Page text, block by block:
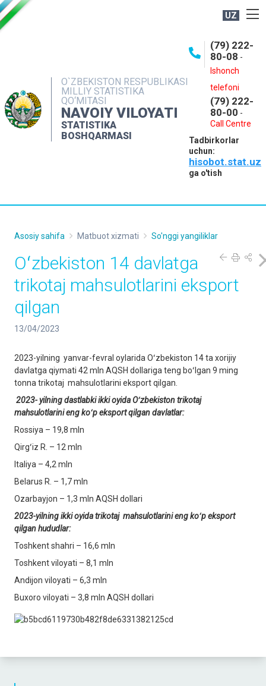
UZ
O`ZBEKISTON RESPUBLIKASI
MILLIY STATISTIKA
QO‘MITASI
NAVOIY VILOYATI
STATISTIKA
BOSHQARMASI
(79) 222-
80-08 -
Ishonch
telefoni
(79) 222-
80-00 -
Call Centre
Tadbirkorlar
uchun:
hisobot.stat.uz
ga o'tish
OCHIQ MA'LUMOTLAR
INTERAKTIV XIZMATLAR
MUROJAATLAR
Asosiy sahifa Matbuot xizmati So'nggi yangiliklar
Oʻzbekiston 14 davlatga
trikotaj mahsulotlarini eksport
qilgan
13/04/2023
2023-yilning yanvar-fevral oylarida Oʻzbekiston 14 ta xorijiy
davlatga qiymati 42 mln AQSH dollariga teng boʻlgan 9 ming
tonna trikotaj mahsulotlarini eksport qilgan.
2023-yilning dastlabki ikki oyida Oʻzbekiston trikotaj
mahsulotlarini eng koʻp eksport qilgan davlatlar:
Rossiya – 19,8 mln
Qirgʻiz R. – 12 mln
Italiya – 4,2 mln
Belarus R. – 1,7 mln
Ozarbayjon – 1,3 mln AQSH dollari
2023-yilning ikki oyida trikotaj mahsulotlarini eng koʻp eksport
qilgan hududlar:
Toshkent shahri – 16,6 mln
Toshkent viloyati – 8,1 mln
Andijon viloyati – 6,3 mln
Buxoro viloyati – 3,8 mln AQSH dollari